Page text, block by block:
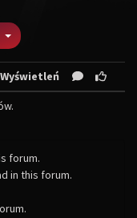
Wyświetleń
forum.
in this forum.